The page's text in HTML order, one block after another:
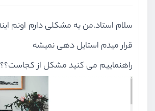
قرار میدم استایل دهی نمیشه
راهنماییم می کنید مشکل از کجاست؟؟